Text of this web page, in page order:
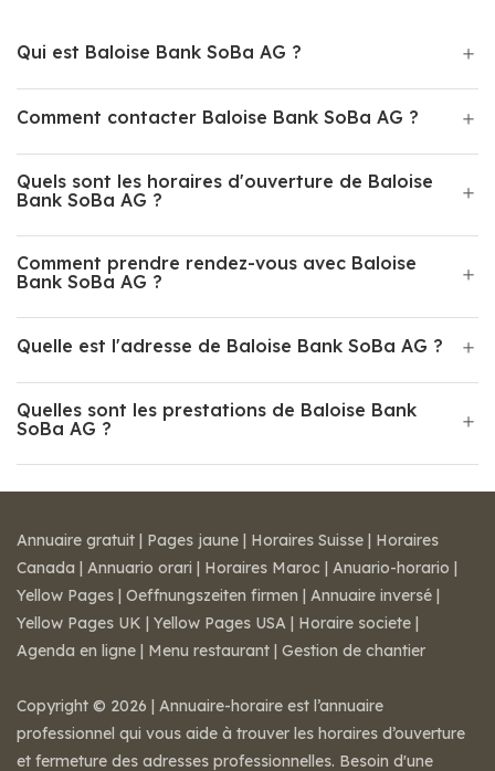
Qui est Baloise Bank SoBa AG ?
Comment contacter Baloise Bank SoBa AG ?
Quels sont les horaires d'ouverture de Baloise
Bank SoBa AG ?
Comment prendre rendez-vous avec Baloise
Bank SoBa AG ?
Quelle est l'adresse de Baloise Bank SoBa AG ?
Quelles sont les prestations de Baloise Bank
SoBa AG ?
Annuaire gratuit | Pages jaune | Horaires Suisse | Horaires
Canada | Annuario orari | Horaires Maroc | Anuario-horario |
Yellow Pages | Oeffnungszeiten firmen | Annuaire inversé |
Yellow Pages UK | Yellow Pages USA | Horaire societe |
Agenda en ligne | Menu restaurant | Gestion de chantier
Copyright © 2026 | Annuaire-horaire est l’annuaire
professionnel qui vous aide à trouver les horaires d’ouverture
et fermeture des adresses professionnelles. Besoin d'une